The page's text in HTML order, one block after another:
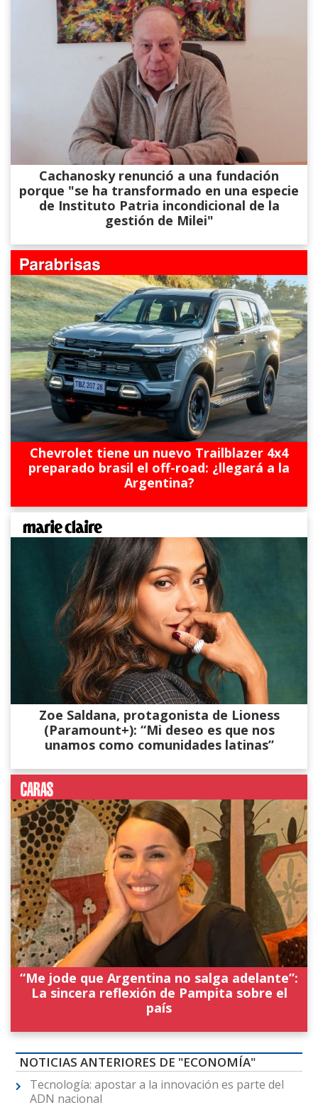
Cachanosky renunció a una fundación
porque "se ha transformado en una especie
de Instituto Patria incondicional de la
gestión de Milei"
Chevrolet tiene un nuevo Trailblazer 4x4
preparado brasil el off-road: ¿llegará a la
Argentina?
Zoe Saldana, protagonista de Lioness
(Paramount+): “Mi deseo es que nos
unamos como comunidades latinas”
“Me jode que Argentina no salga adelante”:
La sincera reflexión de Pampita sobre el
país
NOTICIAS ANTERIORES DE "ECONOMÍA"
Tecnología: apostar a la innovación es parte del
ADN nacional